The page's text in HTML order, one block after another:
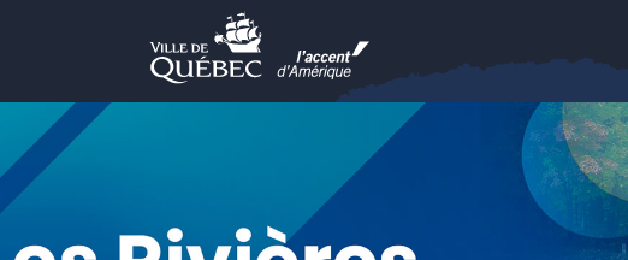
Passer au contenu principal
Ville de Québec